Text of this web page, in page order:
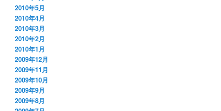
2010年5月
2010年4月
2010年3月
2010年2月
2010年1月
2009年12月
2009年11月
2009年10月
2009年9月
2009年8月